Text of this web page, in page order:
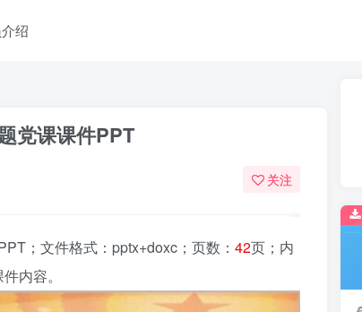
绍
党课课件PPT
关注
；文件格式：pptx+doxc；页数： 42页；内
内容。